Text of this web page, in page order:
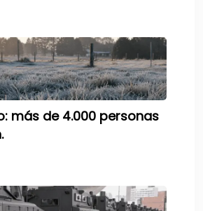
más de 4.000 personas